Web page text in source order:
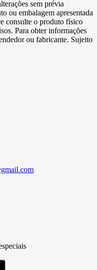
sem prévia
ou embalagem apresentada
consulte o produto físico
Para obter informações
ou fabricante. Sujeito